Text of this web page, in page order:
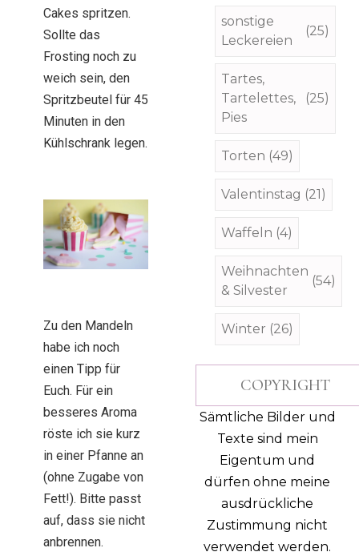
Cakes spritzen.
Sollte das
Frosting noch zu
weich sein, den
Spritzbeutel für 45
Minuten in den
Kühlschrank legen.
Zu den Mandeln
habe ich noch
einen Tipp für
Euch. Für ein
besseres Aroma
röste ich sie kurz
in einer Pfanne an
(ohne Zugabe von
Fett!). Bitte passt
auf, dass sie nicht
anbrennen.
sonstige
Leckereien
(25)
Tartes,
Tartelettes,
Pies
(25)
Torten (49)
Valentinstag (21)
Waffeln (4)
Weihnachten
& Silvester
(54)
Winter (26)
COPYRIGHT
Sämtliche Bilder und
Texte sind mein
Eigentum und
dürfen ohne meine
ausdrückliche
Zustimmung nicht
verwendet werden.